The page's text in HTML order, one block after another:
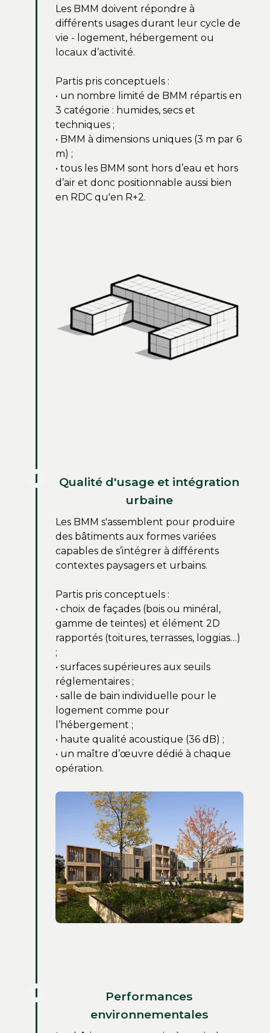
Les BMM doivent répondre à
différents usages durant leur cycle de
vie - logement, hébergement ou
locaux d’activité.
Partis pris conceptuels :
• un nombre limité de BMM répartis en
3 catégorie : humides, secs et
techniques ;
• BMM à dimensions uniques (3 m par 6
m) ;
• tous les BMM sont hors d’eau et hors
d’air et donc positionnable aussi bien
en RDC qu'en R+2.
Qualité d'usage et intégration
urbaine
Les BMM s'assemblent pour produire
des bâtiments aux formes variées
capables de s’intégrer à différents
contextes paysagers et urbains.
Partis pris conceptuels :
• choix de façades (bois ou minéral,
gamme de teintes) et élément 2D
rapportés (toitures, terrasses, loggias…)
;
• surfaces supérieures aux seuils
réglementaires ;
• salle de bain individuelle pour le
logement comme pour
l’hébergement ;
• haute qualité acoustique (36 dB) ;
• un maître d’œuvre dédié à chaque
opération.
Performances
environnementales